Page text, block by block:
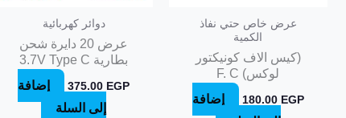
عرض خاص حتي نفاذ
الكمية
(كيس الاف كونيكتور
لوكس) F. C
180.00 EGP
إضافة
دوائر كهربائية
عرض 20 دايرة شحن
بطارية 3.7V Type C
375.00 EGP
إضافة
إلى السلة